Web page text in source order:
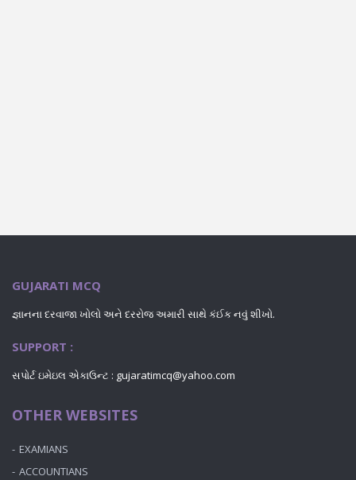
GUJARATI MCQ
જ્ઞાનના દરવાજા ખોલો અને દરરોજ અમારી સાથે કંઈક નવું શીખો.
SUPPORT :
સપોર્ટ ઇમેઇલ એકાઉન્ટ : gujaratimcq@yahoo.com
OTHER WEBSITES
EXAMIANS
ACCOUNTIANS